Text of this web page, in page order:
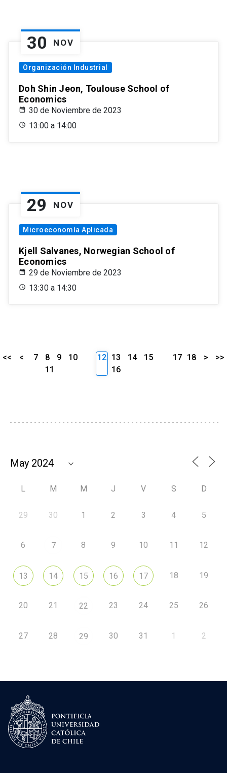
30 NOV
Organización Industrial
Doh Shin Jeon, Toulouse School of
Economics
30 de Noviembre de 2023
13:00 a 14:00
29 NOV
Microeconomía Aplicada
Kjell Salvanes, Norwegian School of
Economics
29 de Noviembre de 2023
13:30 a 14:30
<< < 7 8 9
10
11
12 13 14
15
16
17 18 > >>
L M M J V S D
29 30 1 2 3 4 5
6 7 8 9 10 11 12
13 14 15 16 17 18 19
20 21 22 23 24 25 26
27 28 29 30 31 1 2